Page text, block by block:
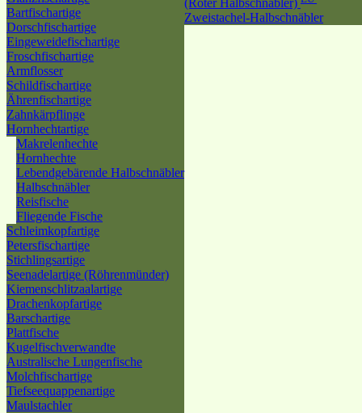
Bartfischartige
Dorschfischartige
Eingeweidefischartige
Froschfischartige
Armflosser
Schildfischartige
Ährenfischartige
Zahnkärpflinge
Hornhechtartige
Makrelenhechte
Hornhechte
Lebendgebärende Halbschnäbler
Halbschnäbler
Reisfische
Fliegende Fische
Schleimkopfartige
Petersfischartige
Stichlingsartige
Seenadelartige (Röhrenmünder)
Kiemenschlitzaalartige
Drachenkopfartige
Barschartige
Plattfische
Kugelfischverwandte
Australische Lungenfische
Molchfischartige
Tiefseequappenartige
Maulstachler
(Roter Halbschnäbler)
Zweistachel-Halbschnäbler